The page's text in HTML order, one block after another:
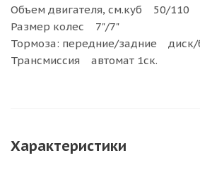
Объем двигателя, см.куб 50/110
Размер колес 7"/7"
Тормоза: передние/задние диск/
Трансмиссия автомат 1ск.
Характеристики